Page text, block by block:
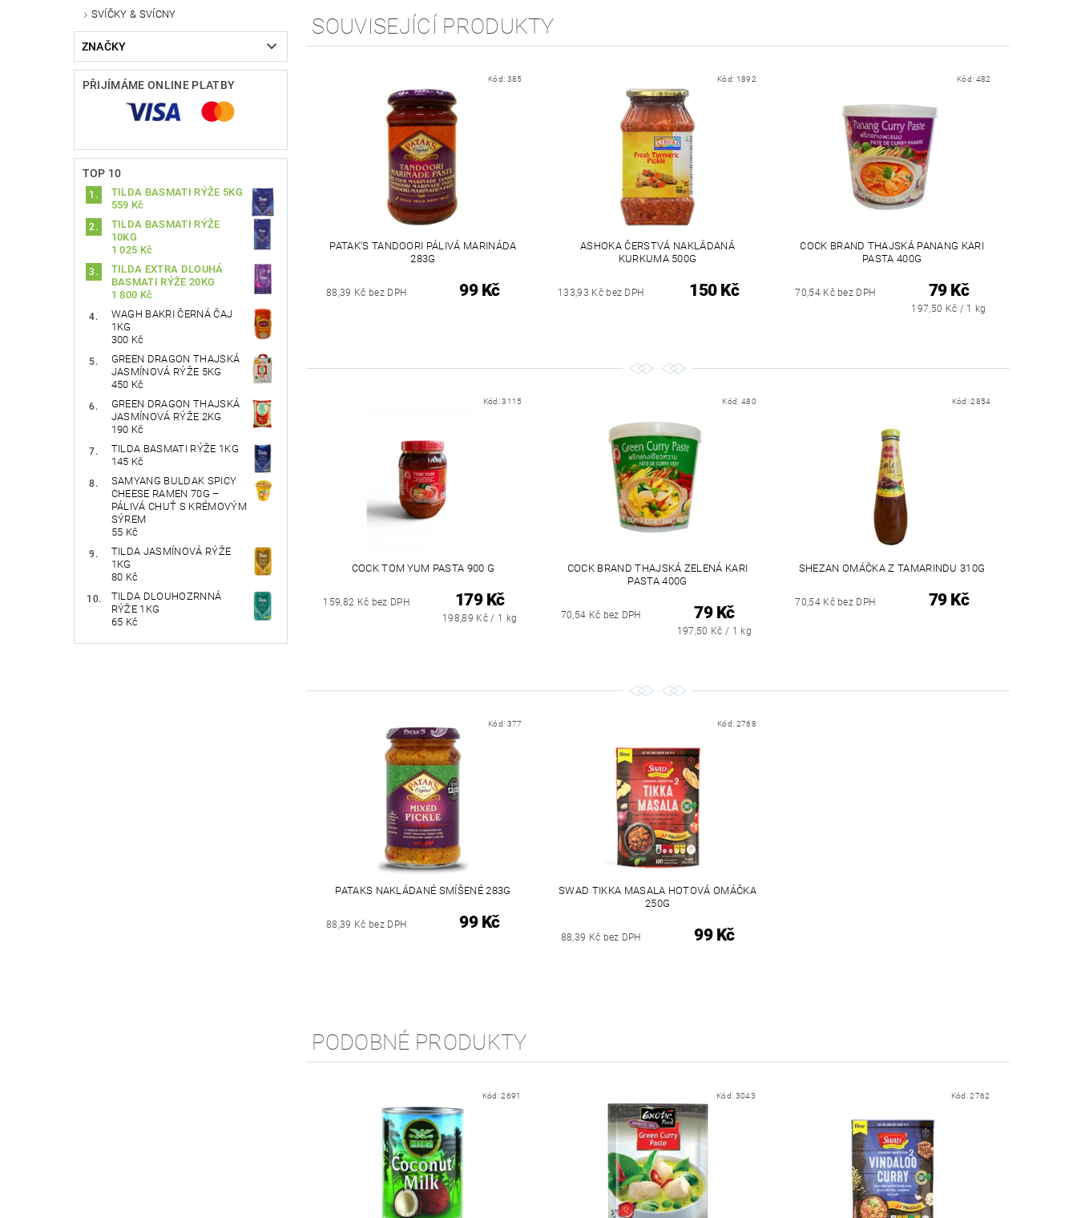
SVÍČKY & SVÍCNY
ZNAČKY
PŘIJÍMÁME ONLINE PLATBY
TOP 10
TILDA BASMATI RÝŽE 5KG
559 Kč
TILDA BASMATI RÝŽE
10KG
1 025 Kč
TILDA EXTRA DLOUHÁ
BASMATI RÝŽE 20KG
1 800 Kč
WAGH BAKRI ČERNÁ ČAJ
1KG
300 Kč
GREEN DRAGON THAJSKÁ
JASMÍNOVÁ RÝŽE 5KG
450 Kč
GREEN DRAGON THAJSKÁ
JASMÍNOVÁ RÝŽE 2KG
190 Kč
TILDA BASMATI RÝŽE 1KG
145 Kč
SAMYANG BULDAK SPICY
CHEESE RAMEN 70G –
PÁLIVÁ CHUŤ S KRÉMOVÝM
SÝREM
55 Kč
TILDA JASMÍNOVÁ RÝŽE
1KG
80 Kč
TILDA DLOUHOZRNNÁ
RÝŽE 1KG
65 Kč
SOUVISEJÍCÍ PRODUKTY
Kód: 385
PATAK'S TANDOORI PÁLIVÁ MARINÁDA
283G
88,39 Kč bez DPH 99 Kč
Kód: 1892
ASHOKA ČERSTVÁ NAKLÁDANÁ
KURKUMA 500G
133,93 Kč bez DPH 150 Kč
Kód: 482
COCK BRAND THAJSKÁ PANANG KARI
PASTA 400G
70,54 Kč bez DPH 79 Kč
197,50 Kč / 1 kg
Kód:3115
COCK TOM YUM PASTA 900 G
159,82 Kč bez DPH 179 Kč
198,89 Kč / 1 kg
Kód:480
COCK BRAND THAJSKÁ ZELENÁ KARI
PASTA 400G
70,54 Kč bez DPH 79 Kč
197,50 Kč / 1 kg
Kód:2854
SHEZAN OMÁČKA Z TAMARINDU 310G
70,54 Kč bez DPH 79 Kč
Kód: 377
PATAKS NAKLÁDANÉ SMÍŠENÉ 283G
88,39 Kč bez DPH 99 Kč
Kód: 2768
SWAD TIKKA MASALA HOTOVÁ OMÁČKA
250G
88,39 Kč bez DPH 99 Kč
PODOBNÉ PRODUKTY
Kód:2691 Kód: 3043 Kód:2762